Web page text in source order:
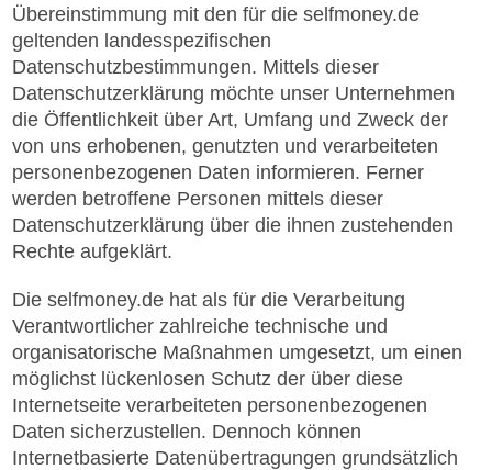
Übereinstimmung mit den für die selfmoney.de
geltenden landesspezifischen
Datenschutzbestimmungen. Mittels dieser
Datenschutzerklärung möchte unser Unternehmen
die Öffentlichkeit über Art, Umfang und Zweck der
von uns erhobenen, genutzten und verarbeiteten
personenbezogenen Daten informieren. Ferner
werden betroffene Personen mittels dieser
Datenschutzerklärung über die ihnen zustehenden
Rechte aufgeklärt.
Die selfmoney.de hat als für die Verarbeitung
Verantwortlicher zahlreiche technische und
organisatorische Maßnahmen umgesetzt, um einen
möglichst lückenlosen Schutz der über diese
Internetseite verarbeiteten personenbezogenen
Daten sicherzustellen. Dennoch können
Internetbasierte Datenübertragungen grundsätzlich